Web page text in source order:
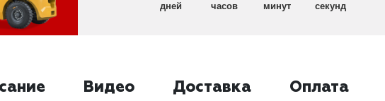
дней часов минут секунд
Видео Доставка Оплата